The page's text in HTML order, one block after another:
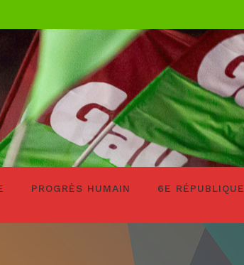
PROGRÈS HUMAIN 6E RÉPUBLIQUE